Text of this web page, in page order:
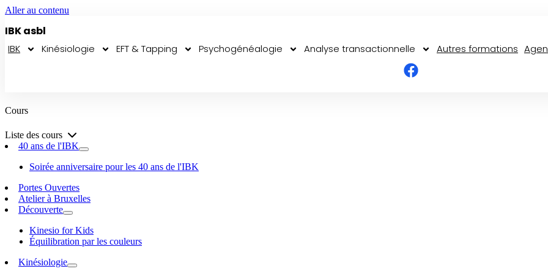
Aller au contenu
IBK asbl
IBK Kinésiologie EFT & Tapping Psychogénéalogie Analyse transactionnelle Autres formations
Cours
Liste des cours
40 ans de l'IBK
Soirée anniversaire pour les 40 ans de l'IBK
Portes Ouvertes
Atelier à Bruxelles
Découverte
Kinesio for Kids
Équilibration par les couleurs
Kinésiologie